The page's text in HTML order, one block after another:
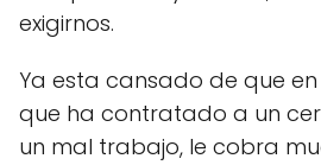
exigirnos.
Ya esta cansado de que
que ha contratado a un
un mal trabajo, le cobra